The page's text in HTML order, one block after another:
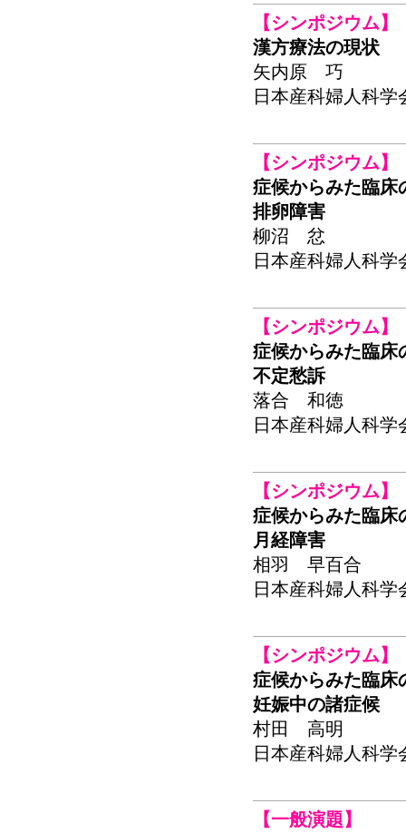
【シンポジウム】
漢方療法の現状
矢内原 巧
日本産科婦人科学
【シンポジウム】
症候からみた臨床
排卵障害
柳沼 忿
日本産科婦人科学
【シンポジウム】
症候からみた臨床
不定愁訴
落合 和徳
日本産科婦人科学
【シンポジウム】
症候からみた臨床
月経障害
相羽 早百合
日本産科婦人科学
【シンポジウム】
症候からみた臨床
妊娠中の諸症候
村田 高明
日本産科婦人科学
【一般演題】